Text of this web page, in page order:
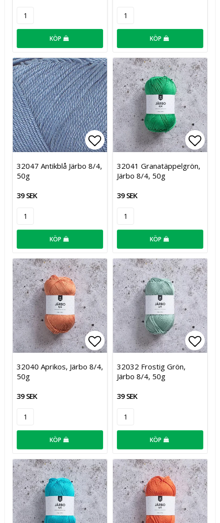
KÖP KÖP
Lägg till i favoritlistan
32047 Antikblå Järbo 8/4,
50g
39 SEK
KÖP
32041 Granatäppelgrön,
Järbo 8/4, 50g
39 SEK
KÖP
Lägg till i favoritlistan
32040 Aprikos, Järbo 8/4,
50g
39 SEK
KÖP
32032 Frostig Grön,
Järbo 8/4, 50g
39 SEK
KÖP